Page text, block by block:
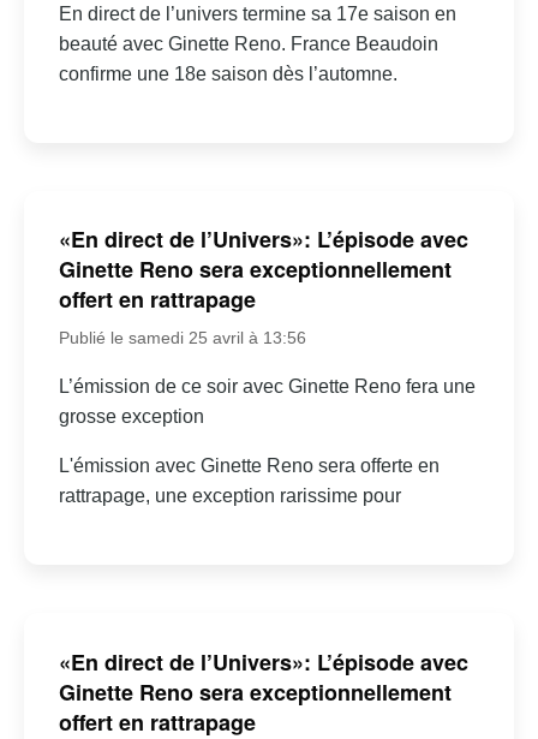
En direct de l’univers termine sa 17e saison en
beauté avec Ginette Reno. France Beaudoin
confirme une 18e saison dès l’automne.
«En direct de l’Univers»: L’épisode avec
Ginette Reno sera exceptionnellement
offert en rattrapage
Publié le samedi 25 avril à 13:56
L’émission de ce soir avec Ginette Reno fera une
grosse exception
L'émission avec Ginette Reno sera offerte en
rattrapage, une exception rarissime pour
«En direct de l’Univers»: L’épisode avec
Ginette Reno sera exceptionnellement
offert en rattrapage